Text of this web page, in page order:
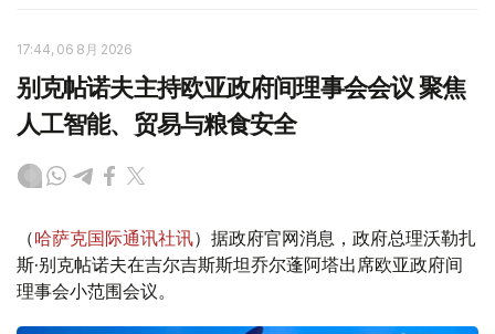
17:44, 06 8月 2026
别克帖诺夫主持欧亚政府间理事会会议 聚焦
人工智能、贸易与粮食安全
（哈萨克国际通讯社讯）据政府官网消息，政府总理沃勒扎
斯·别克帖诺夫在吉尔吉斯斯坦乔尔蓬阿塔出席欧亚政府间
理事会小范围会议。